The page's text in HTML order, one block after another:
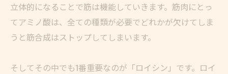
立体的になることで筋は機能していきます。筋肉にとっ
てアミノ酸は、全ての種類が必要でどれかが欠けてしま
うと筋合成はストップしてしまいます。
そしてその中でも1番重要なのが「ロイシン」です。ロイ